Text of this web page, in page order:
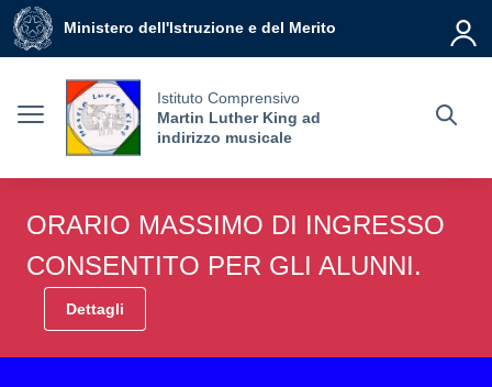
Vai ai contenuti
Vai al menu di navigazione
Vai al footer
Ministero dell'Istruzione e del Merito
Istituto Comprensivo
Martin Luther King ad
indirizzo musicale
ORARIO MASSIMO DI INGRESSO
CONSENTITO PER GLI ALUNNI.
Dettagli